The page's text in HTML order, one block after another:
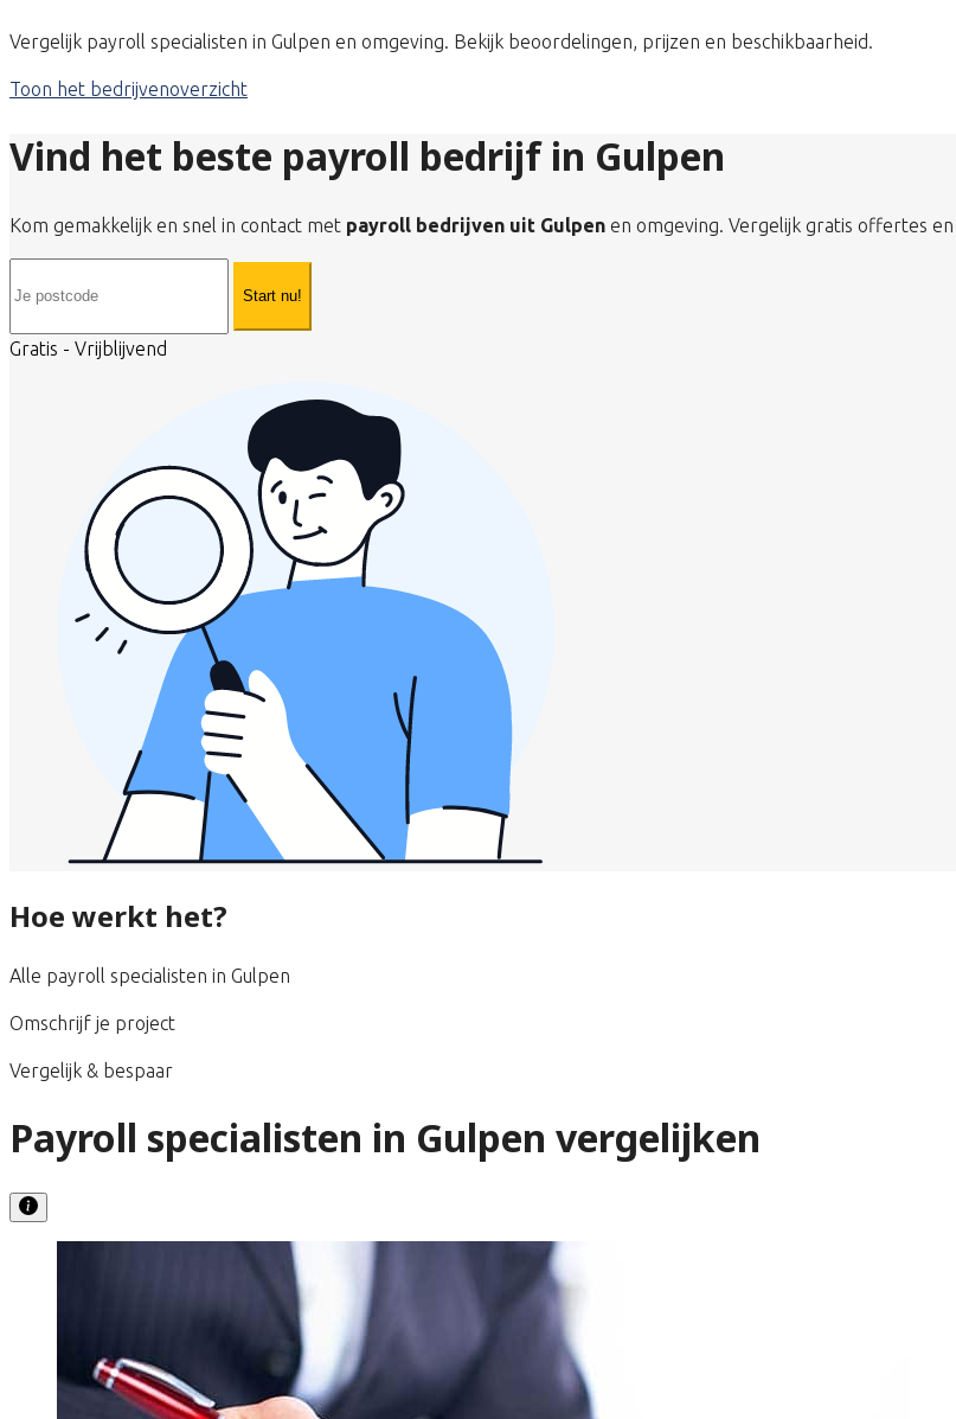
Vergelijk payroll specialisten in Gulpen en omgeving. Bekijk beoordelingen, prijzen en beschikbaarheid.
Toon het bedrijvenoverzicht
Vind het beste payroll bedrijf in Gulpen
Kom gemakkelijk en snel in contact met payroll bedrijven uit Gulpen en omgeving. Vergelijk gratis offertes
Start nu!
Gratis - Vrijblijvend
Hoe werkt het?
Alle payroll specialisten in Gulpen
Omschrijf je project
Vergelijk & bespaar
Payroll specialisten in Gulpen vergelijken